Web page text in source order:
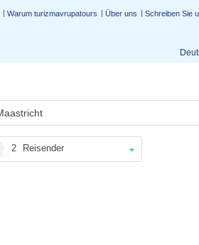
Warum turizmavrupatours Über uns Schreiben Sie
2 Reisender